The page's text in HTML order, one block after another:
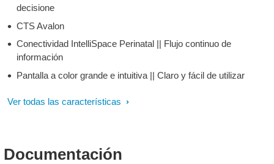
decisione
CTS Avalon
Conectividad IntelliSpace Perinatal || Flujo continuo de
información
Pantalla a color grande e intuitiva || Claro y fácil de utilizar
Ver todas las características
Documentación